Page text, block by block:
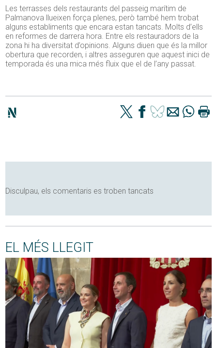
Les terrasses dels restaurants del passeig marítim de
Palmanova llueixen força plenes, però també hem trobat
alguns establiments que encara estan tancats. Molts d’ells
en reformes de darrera hora. Entre els restauradors de la
zona hi ha diversitat d’opinions. Alguns diuen que és la millor
obertura que recorden, i altres asseguren que aquest inici de
temporada és una mica més fluix que el de l’any passat.
Disculpau, els comentaris es troben tancats
EL MÉS LLEGIT